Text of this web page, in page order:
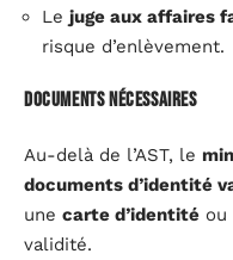
Le juge aux affaires
risque d’enlèvement.
Documents nécessaires
Au-delà de l’AST, le
documents d’identité
une carte d’identité ou
validité.